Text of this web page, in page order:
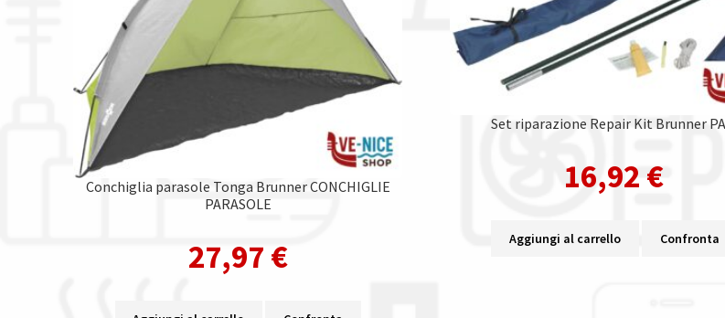
Conchiglia parasole Tonga Brunner CONCHIGLIE
PARASOLE
27,97 €
Set riparazione Repair Kit Brunner
16,92 €
Aggiungi al carrello Confronta